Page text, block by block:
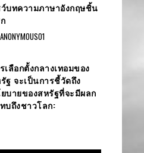
บทความภาษาอังกฤษชิ้น
เลือกตั้งกลางเทอมของ
ฐ จะเป็นการชี้วัดถึง
บายของสหรัฐที่จะมีผลก
บถึงชาวโลก: